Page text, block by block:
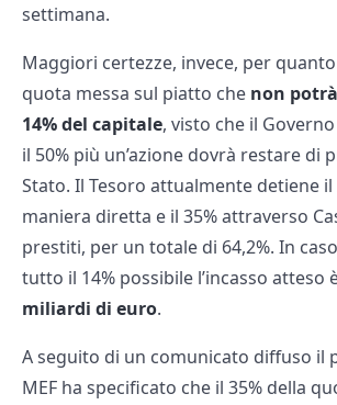
settimana.
Maggiori certezze, invece, per
quota messa sul piatto che non
14% del capitale, visto che il
il 50% più un’azione dovrà restare di
Stato. Il Tesoro attualmente detiene il
maniera diretta e il 35% attraverso
prestiti, per un totale di 64,2%. In
tutto il 14% possibile l’incasso atteso
miliardi di euro.
A seguito di un comunicato diffuso il
MEF ha specificato che il 35% della